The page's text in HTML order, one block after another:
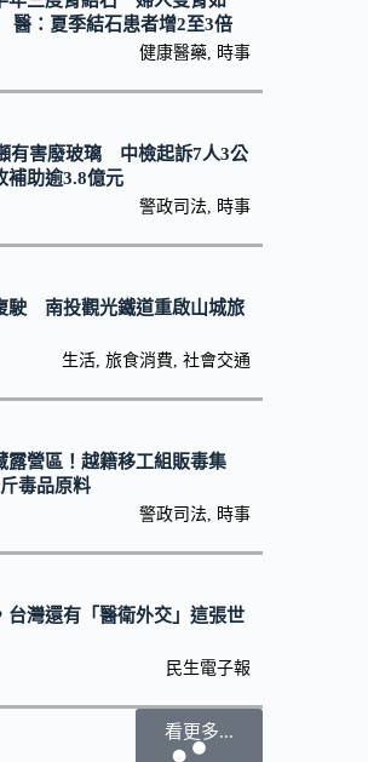
醫：夏季結石患者增2至3倍
健康醫藥, 時事
有害廢玻璃 中檢起訴7人3公
助逾3.8億元
警政司法, 時事
駛 南投觀光鐵道重啟山城旅
生活, 旅食消費, 社會交通
露營區！越籍移工組販毒集
毒品原料
警政司法, 時事
台灣還有「醫衛外交」這張世
民生電子報
看更多...